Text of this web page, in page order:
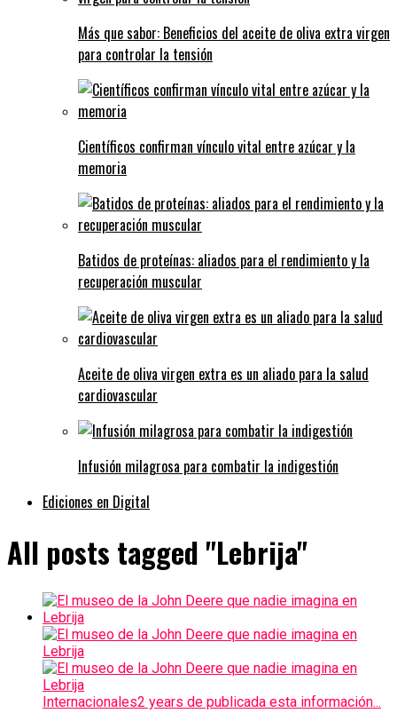
Más que sabor: Beneficios del aceite de oliva extra virgen
para controlar la tensión
Científicos confirman vínculo vital entre azúcar y la
memoria
Batidos de proteínas: aliados para el rendimiento y la
recuperación muscular
Aceite de oliva virgen extra es un aliado para la salud
cardiovascular
Infusión milagrosa para combatir la indigestión
Ediciones en Digital
All posts tagged "Lebrija"
Internacionales2 years de publicada esta información...